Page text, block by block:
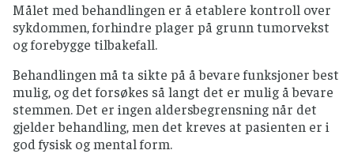
Målet med behandlingen er å etablere kontroll over
sykdommen, forhindre plager på grunn tumorvekst
og forebygge tilbakefall.
Behandlingen må ta sikte på å bevare funksjoner best
mulig, og det forsøkes så langt det er mulig å bevare
stemmen. Det er ingen aldersbegrensning når det
gjelder behandling, men det kreves at pasienten er i
god fysisk og mental form.